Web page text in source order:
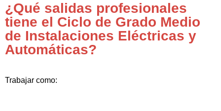
¿Qué salidas profesionales
tiene el Ciclo de Grado Medio
de Instalaciones Eléctricas y
Automáticas?
Trabajar como: